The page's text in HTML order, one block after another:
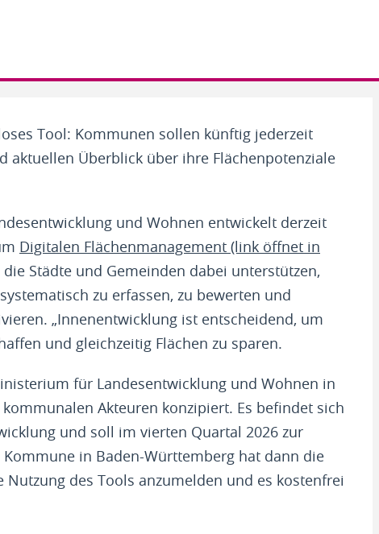
Tool: Kommunen sollen künftig jederzeit
aktuellen Überblick über ihre Flächenpotenziale
und Wohnen entwickelt derzeit
Digitalen Flächenmanagement (link öffnet in
die Städte und Gemeinden dabei unterstützen,
zu erfassen, zu bewerten und
„Innenentwicklung ist entscheidend, um
und gleichzeitig Flächen zu sparen.
für Landesentwicklung und Wohnen in
Akteuren konzipiert. Es befindet sich
und soll im vierten Quartal 2026 zur
Kommune in Baden-Württemberg hat dann die
des Tools anzumelden und es kostenfrei